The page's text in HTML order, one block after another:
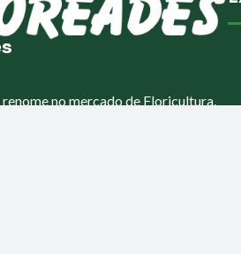
renome no mercado de Floricultura.